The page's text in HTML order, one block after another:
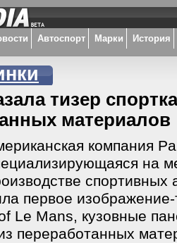
Автоспорт Марки История
тизер
материалов
компания
на
спортивных
первое
Le Mans, кузовные
переработанных